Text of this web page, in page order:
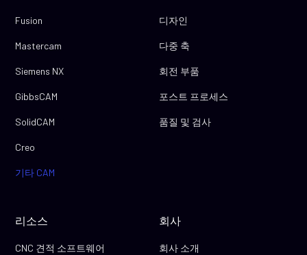
Fusion
Mastercam
Siemens NX
GibbsCAM
SolidCAM
Creo
기타 CAM
디자인
다중 축
회전 부품
포스트 프로세스
품질 및 검사
리소스
CNC 견적 소프트웨어
회사
회사 소개